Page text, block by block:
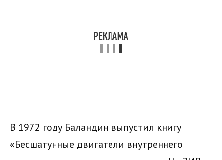
В 1972 году Баландин выпустил книгу
«Бесшатунные двигатели внутреннего